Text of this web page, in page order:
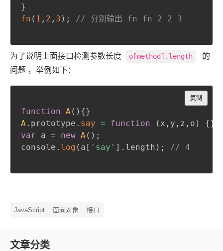
}
fn ( 1 , 2 , 3 ) ; // 分别输出 fn fn 2 2 3
为了说明上面接口检测参数长度 o[method].length
的
问题 ，举例如下：
function A( ) {}
A. prototype . say = function ( x , y , z , o ) {}
var a = new A( ) ;
console . log ( a [ 'say' ] . length ) ; // 4
复制
Copy
JavaScript 面向对象 接口
文章分类